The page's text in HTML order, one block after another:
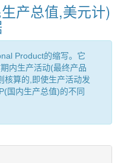
产总值,美元计)
Product的缩写。它
内生产活动(最终产品
核算的,即使生产活动发
国内生产总值)的不同